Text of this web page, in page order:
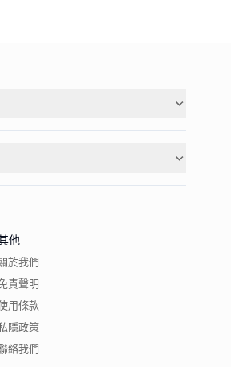
他
於我們
責聲明
用條款
隱政策
絡我們